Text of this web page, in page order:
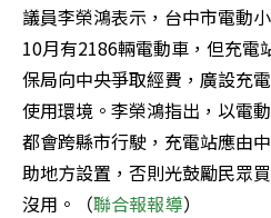
議員李榮鴻表示，台中市電動
10月有2186輛電動車，但充電
保局向中央爭取經費，廣設充
使用環境。李榮鴻指出，以電
都會跨縣市行駛，充電站應由
助地方設置，否則光鼓勵民眾
沒用。（聯合報報導）